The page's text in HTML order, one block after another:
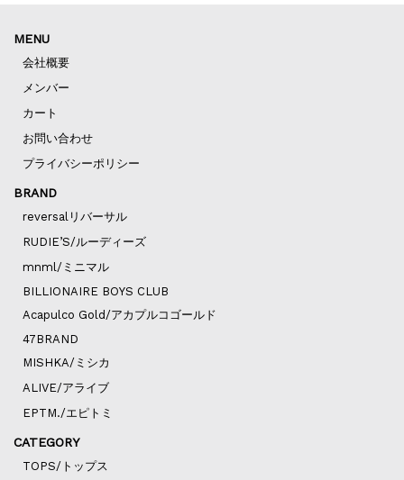
MENU
会社概要
メンバー
カート
お問い合わせ
プライバシーポリシー
BRAND
reversalリバーサル
RUDIE’S/ルーディーズ
mnml/ミニマル
BILLIONAIRE BOYS CLUB
Acapulco Gold/アカプルコゴールド
47BRAND
MISHKA/ミシカ
ALIVE/アライブ
EPTM./エピトミ
CATEGORY
TOPS/トップス